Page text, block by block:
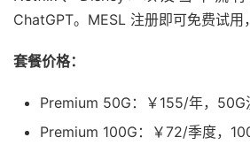
ChatGPT。MESL 注册即可免费试用
套餐价格：
Premium 50G：￥155/年，50G
Premium 100G：￥72/季度，